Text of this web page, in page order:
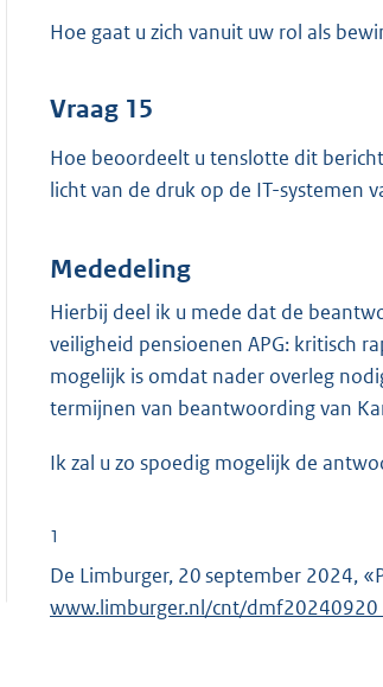
Hoe gaat u zich vanuit uw rol als
Vraag 15
Hoe beoordeelt u tenslotte dit
licht van de druk op de IT-systemen
Mededeling
Hierbij deel ik u mede dat de
veiligheid pensioenen APG: kritisch
mogelijk is omdat nader overleg
termijnen van beantwoording van
Ik zal u zo spoedig mogelijk de
1
De Limburger, 20 september 2024,
www.limburger.nl/cnt/